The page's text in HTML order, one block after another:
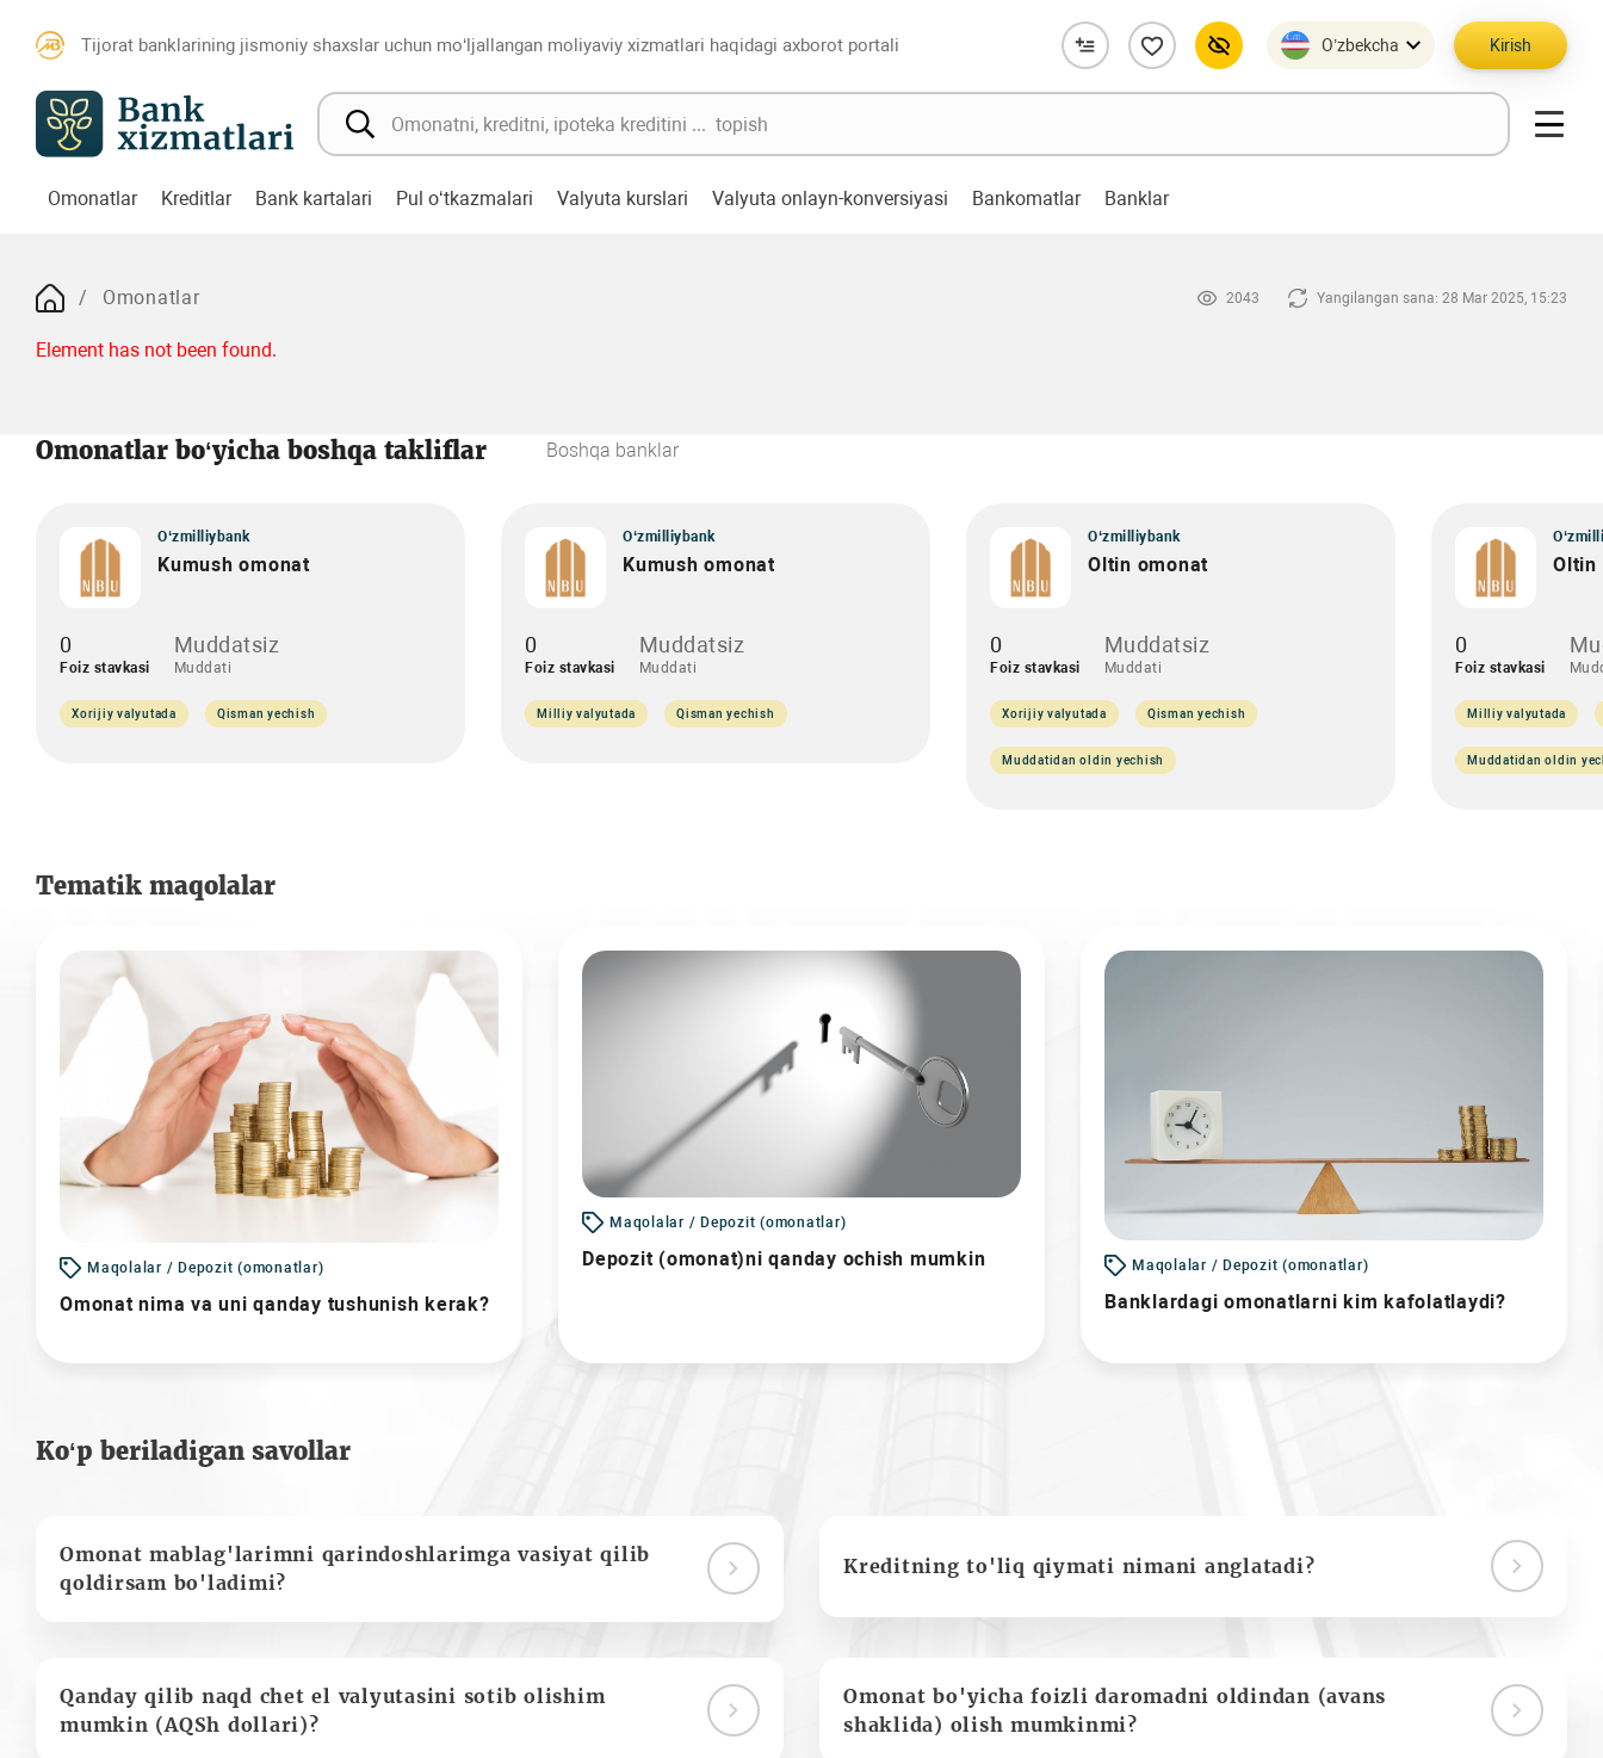
Tijorat banklarining jismoniy shaxslar uchun mo‘ljallangan moliyaviy xizmatlari haqidagi axborot portali O’zbekcha Kirish
Omonatlar Kreditlar Bank kartalari Pul o‘tkazmalari Valyuta kurslari Valyuta onlayn-konversiyasi Bankomatlar Banklar
Omonatlar 2043 Yangilangan sana: 28 Mar 2025, 15:23
Element has not been found.
Omonatlar bo‘yicha boshqa takliflar Boshqa banklar
O‘zmilliybank
Kumush omonat
0
Foiz stavkasi
Muddatsiz
Muddati
Xorijiy valyutada Qisman yechish
O‘zmilliybank
Kumush omonat
0
Foiz stavkasi
Muddatsiz
Muddati
Milliy valyutada Qisman yechish
O‘zmilliybank
Oltin omonat
0
Foiz stavkasi
Muddatsiz
Muddati
Xorijiy valyutada Qisman yechish
Muddatidan oldin yechish
Oltin
0
Foiz stavkasi
Milliy valyutada
Muddatidan oldin
Tematik maqolalar
Maqolalar / Depozit (omonatlar)
Omonat nima va uni qanday tushunish kerak?
Maqolalar / Depozit (omonatlar)
Depozit (omonat)ni qanday ochish mumkin Maqolalar / Depozit (omonatlar)
Banklardagi omonatlarni kim kafolatlaydi?
Ko‘p beriladigan savollar
Omonat mablag'larimni qarindoshlarimga vasiyat qilib
qoldirsam bo'ladimi?
Kreditning to'liq qiymati nimani anglatadi?
Qanday qilib naqd chet el valyutasini sotib olishim
mumkin (AQSh dollari)?
Omonat bo'yicha foizli daromadni oldindan (avans
shaklida) olish mumkinmi?